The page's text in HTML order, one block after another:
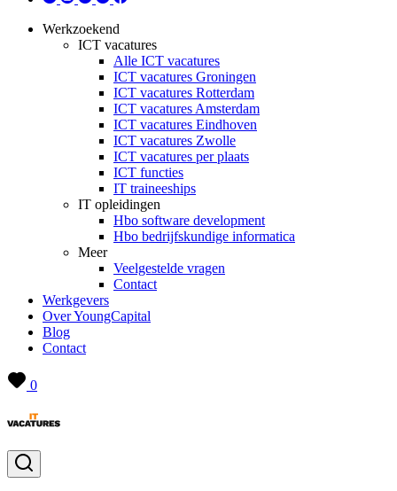
Werkzoekend
ICT vacatures
Alle ICT vacatures
ICT vacatures Groningen
ICT vacatures Rotterdam
ICT vacatures Amsterdam
ICT vacatures Eindhoven
ICT vacatures Zwolle
ICT vacatures per plaats
ICT functies
IT traineeships
IT opleidingen
Hbo software development
Hbo bedrijfskundige informatica
Meer
Veelgestelde vragen
Contact
Werkgevers
Over YoungCapital
Blog
Contact
0